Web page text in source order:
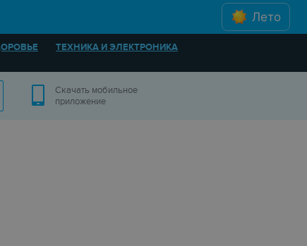
Лето
ТЕХНИКА И ЭЛЕКТРОНИКА
Скачать мобильное
приложение